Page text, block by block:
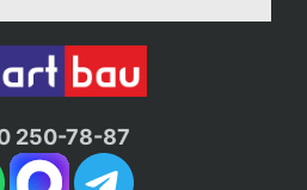
250-78-87